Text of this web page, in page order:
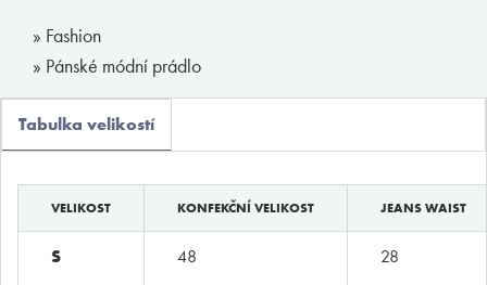
» Fashion
» Pánské módní prádlo
Tabulka velikostí
VELIKOST KONFEKČNÍ VELIKOST JEANS WAIST
S 48 28
E-shop
Boxerky
Slipy
Tanga, jocky
Legíny a body
Trika, tilka